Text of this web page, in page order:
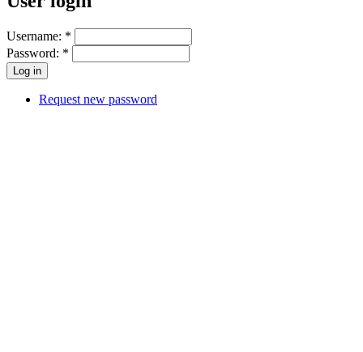
Username: *
Password: *
Request new password